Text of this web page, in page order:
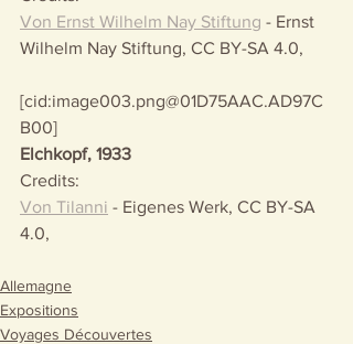
Von Ernst Wilhelm Nay Stiftung - Ernst
Wilhelm Nay Stiftung, CC BY-SA 4.0,
[cid:image003.png@01D75AAC.AD97C
B00]
Elchkopf, 1933
Credits:
Von Tilanni - Eigenes Werk, CC BY-SA
4.0,
Allemagne
Expositions
Voyages Découvertes